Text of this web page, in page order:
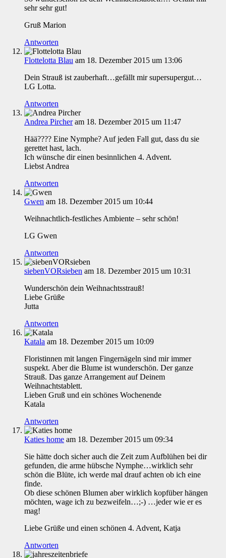
sehr sehr gut!
Gruß Marion
Antworten
Flottelotta Blau am 18. Dezember 2015 um 13:06
Dein Strauß ist zauberhaft…gefällt mir supersupergut…
LG Lotta.
Antworten
Andrea Pircher am 18. Dezember 2015 um 11:47
Hää???? Eine Nymphe? Auf jeden Fall gut, dass du sie
gerettet hast, lach.
Ich wünsche dir einen besinnlichen 4. Advent.
Liebst Andrea
Antworten
Gwen am 18. Dezember 2015 um 10:44
Weihnachtlich-festliches Ambiente – sehr schön!
LG Gwen
Antworten
siebenVORsieben am 18. Dezember 2015 um 10:31
Wunderschön dein Weihnachtsstrauß!
Liebe Grüße
Jutta
Antworten
Katala am 18. Dezember 2015 um 10:09
Floristinnen mit langen Fingernägeln sind mir immer
suspekt. Aber die Blume ist wunderschön. Der ganze
Strauß. Das ganze Arrangement auf Deinem
Weihnachtstablett.
Lieben Gruß und ein schönes Wochenende
Katala
Antworten
Katies home am 18. Dezember 2015 um 09:34
Sie hätte doch sicher auch die Zeit zum Aufblühen bei dir
gefunden, die arme hübsche Nymphe…wirklich sehr
schön die Blüte, ich werde mal drauf achten ob ich eine
finde.
Ob diese schönen Blumen aber wirklich kopfüber hängen
möchten, wage ich zu bezweifeln…;-) …jeder wie er es
mag!
Liebe Grüße und einen schönen 4. Advent, Katja
Antworten